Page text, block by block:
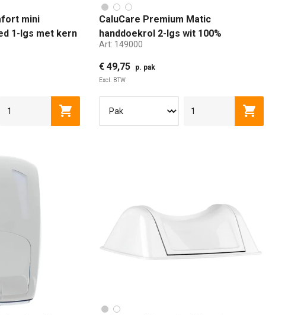
mini
1-lgs met kern
Toevoegen aan winkelwagen
CaluCare Premium Matic
handdoekrol 2-lgs wit 100%
cellulose 6 rollen 21cmx150mtr met
dop
Art: 149000
€ 49,75 p. pak
Excl. BTW
Toevoegen